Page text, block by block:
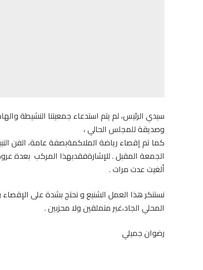
سيدي الرئيس، لم يتم استدعاء جمعيتنا النشيطة
وصديقة للمجلس الحالي ،
كما تم إقصاء رياضة الملاكمةبصفة عامة، الفن
الجمعة المقبل . للإشارةفقدبهذا المركب بعدة
ألغيت عدت مرات .
نستنكر هذا العمل الشنيع و نحتج بشدة على
المحلي الجاد،غير متملقين ولا محزبين .
رضوان جميلي